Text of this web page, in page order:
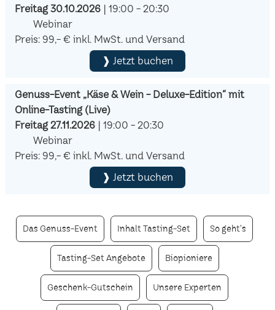
Freitag 30.10.2026| 19:00 - 20:30
Webinar
Preis: 99,- € inkl. MwSt. und Versand
❱ Jetzt buchen
Genuss-Event „Käse & Wein - Deluxe-Edition“ mit
Online-Tasting (Live)
Freitag 27.11.2026| 19:00 - 20:30
Webinar
Preis: 99,- € inkl. MwSt. und Versand
❱ Jetzt buchen
Das Genuss-Event Inhalt Tasting-Set So geht's
Tasting-Set Angebote Biopioniere
Geschenk-Gutschein Unsere Experten